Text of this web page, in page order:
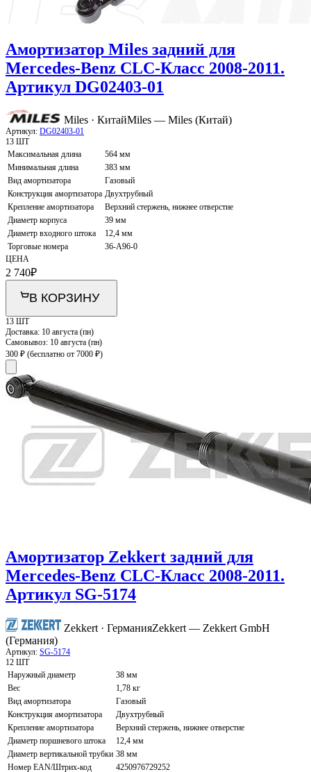
Амортизатор Miles задний для
Mercedes-Benz CLC-Класс 2008-2011.
Артикул DG02403-01
Miles · КитайMiles — Miles (Китай)
Артикул: DG02403-01
13 ШТ
Максимальная длина
564 мм
Минимальная длина
383 мм
Вид амортизатора
Газовый
Конструкция амортизатора Двухтрубный
Крепление амортизатора
Верхний стержень, нижнее отверстие
Диаметр корпуса
39 мм
Диаметр входного штока
12,4 мм
Торговые номера
36-A96-0
ЦЕНА
2 740₽
В КОРЗИНУ
13 ШТ
Доставка: 10 августа (пн)
Самовывоз: 10 августа (пн)
300 ₽ (бесплатно от 7000 ₽)
Амортизатор Zekkert задний для
Mercedes-Benz CLC-Класс 2008-2011.
Артикул SG-5174
Zekkert · ГерманияZekkert — Zekkert GmbH
(Германия)
Артикул: SG-5174
12 ШТ
Наружный диаметр
38 мм
Вес
1,78 кг
Вид амортизатора
Газовый
Конструкция амортизатора
Двухтрубный
Крепление амортизатора
Верхний стержень, нижнее отверстие
Диаметр поршневого штока
12,4 мм
Диаметр вертикальной трубки 38 мм
Номер EAN/Штрих-код
4250976729252